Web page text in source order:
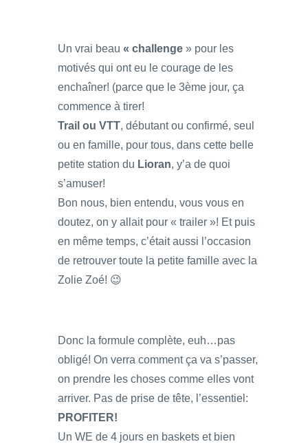
Un vrai beau « challenge » pour les
motivés qui ont eu le courage de les
enchaîner! (parce que le 3ème jour, ça
commence à tirer!
Trail ou VTT, débutant ou confirmé, seul
ou en famille, pour tous, dans cette belle
petite station du Lioran, y’a de quoi
s’amuser!
Bon nous, bien entendu, vous vous en
doutez, on y allait pour « trailer »! Et puis
en même temps, c’était aussi l’occasion
de retrouver toute la petite famille avec la
Zolie Zoé! 😉
Donc la formule complète, euh…pas
obligé! On verra comment ça va s’passer,
on prendre les choses comme elles vont
arriver. Pas de prise de tête, l’essentiel:
PROFITER!
Un WE de 4 jours en baskets et bien